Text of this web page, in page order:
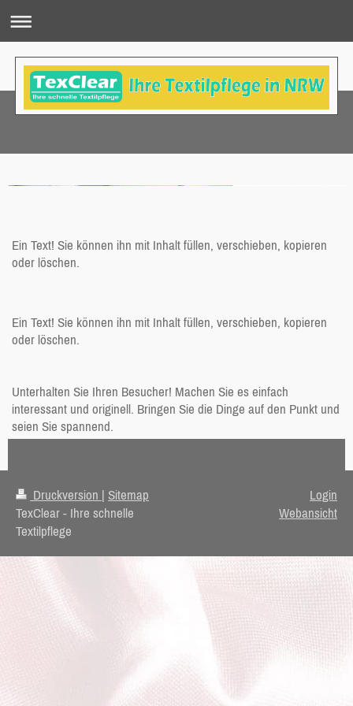
Ein Text! Sie können ihn mit Inhalt füllen, verschieben, kopieren
oder löschen.
Ein Text! Sie können ihn mit Inhalt füllen, verschieben, kopieren
oder löschen.
Unterhalten Sie Ihren Besucher! Machen Sie es einfach
interessant und originell. Bringen Sie die Dinge auf den Punkt und
seien Sie spannend.
Druckversion | Sitemap
TexClear - Ihre schnelle
Textilpflege
Login
Webansicht